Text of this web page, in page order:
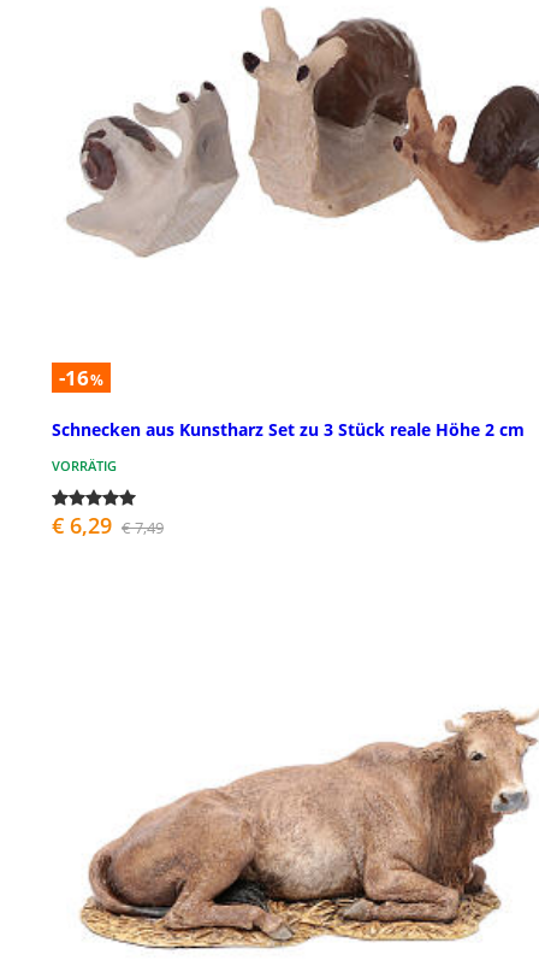
-16%
Schnecken aus Kunstharz Set zu 3 Stück reale Höhe 2 cm
VORRÄTIG
€ 6,29 € 7,49